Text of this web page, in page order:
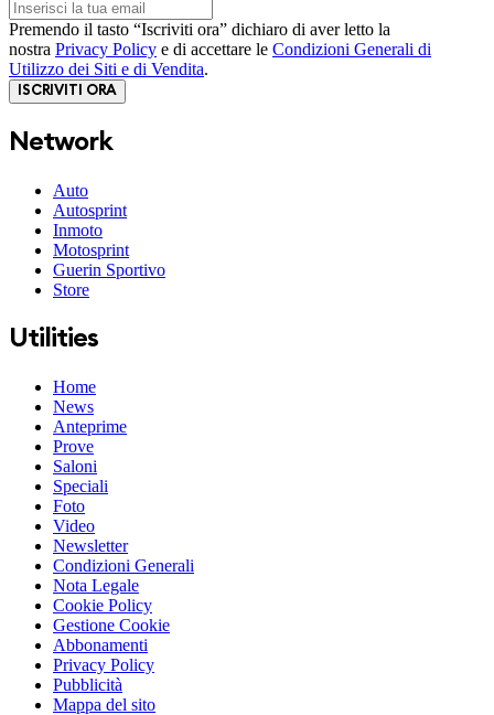
Premendo il tasto “Iscriviti ora” dichiaro di aver letto la
nostra Privacy Policy e di accettare le Condizioni Generali di
Utilizzo dei Siti e di Vendita.
ISCRIVITI ORA
Network
Auto
Autosprint
Inmoto
Motosprint
Guerin Sportivo
Store
Utilities
Home
News
Anteprime
Prove
Saloni
Speciali
Foto
Video
Newsletter
Condizioni Generali
Nota Legale
Cookie Policy
Gestione Cookie
Abbonamenti
Privacy Policy
Pubblicità
Mappa del sito